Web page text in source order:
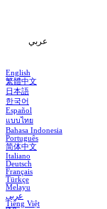
عربي
English
繁體中文
日本語
한국어
Español
แบบไทย
Bahasa Indonesia
Português
简体中文
Italiano
Deutsch
Français
Türkçe
Melayu
عربي
Tiếng Việt